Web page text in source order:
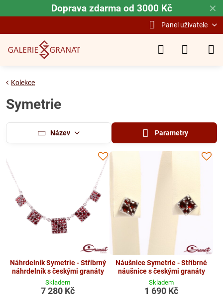
✕
Doprava zdarma od 3000 Kč
Panel uživatele
Kolekce
Symetrie
Název Parametry
Náhrdelník Symetrie - Stříbrný
náhrdelník s českými granáty
Skladem
7 280 Kč
Náušnice Symetrie - Stříbrné
náušnice s českými granáty
Skladem
1 690 Kč